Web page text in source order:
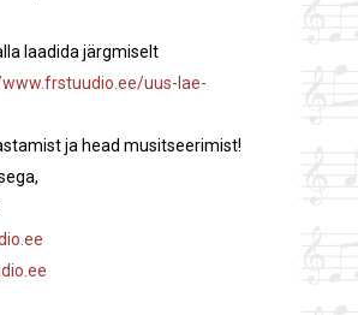
laadida järgmiselt
uus-lae-
ja head musitseerimist!